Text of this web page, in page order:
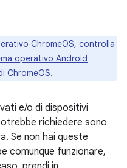
ChromeOS, controlla
operativo Android
ChromeOS.
e/o di dispositivi
richiedere sono
Se non hai queste
comunque funzionare,